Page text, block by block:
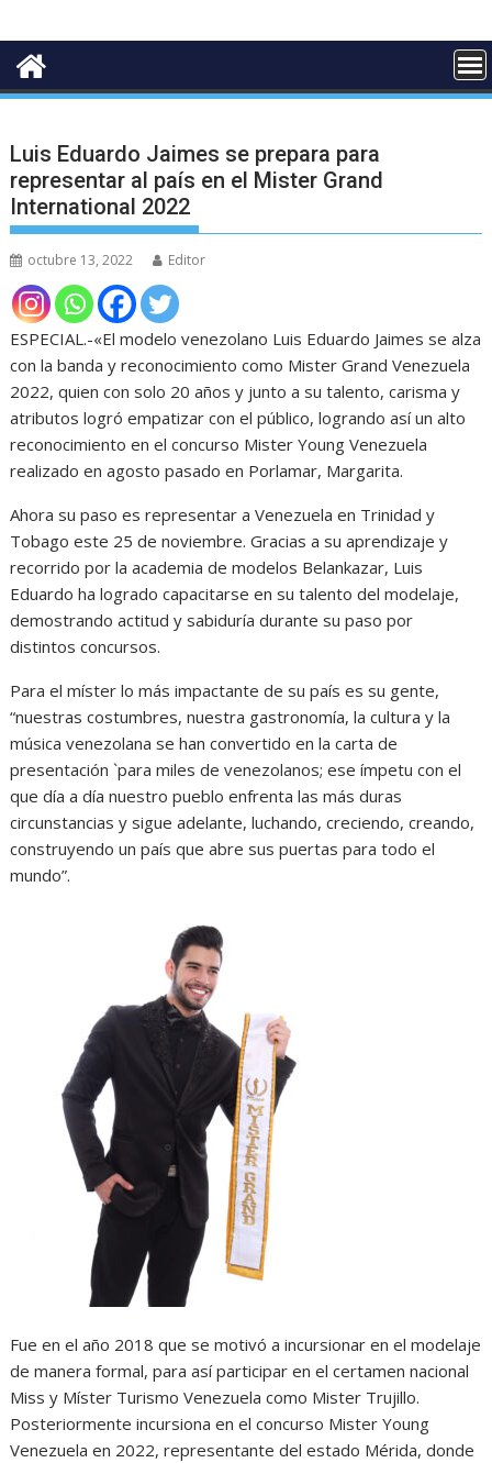
Luis Eduardo Jaimes se prepara para
representar al país en el Mister Grand
International 2022
octubre 13, 2022 Editor
ESPECIAL.-«El modelo venezolano Luis Eduardo Jaimes se alza
con la banda y reconocimiento como Mister Grand Venezuela
2022, quien con solo 20 años y junto a su talento, carisma y
atributos logró empatizar con el público, logrando así un alto
reconocimiento en el concurso Mister Young Venezuela
realizado en agosto pasado en Porlamar, Margarita.
Ahora su paso es representar a Venezuela en Trinidad y
Tobago este 25 de noviembre. Gracias a su aprendizaje y
recorrido por la academia de modelos Belankazar, Luis
Eduardo ha logrado capacitarse en su talento del modelaje,
demostrando actitud y sabiduría durante su paso por
distintos concursos.
Para el míster lo más impactante de su país es su gente,
“nuestras costumbres, nuestra gastronomía, la cultura y la
música venezolana se han convertido en la carta de
presentación `para miles de venezolanos; ese ímpetu con el
que día a día nuestro pueblo enfrenta las más duras
circunstancias y sigue adelante, luchando, creciendo, creando,
construyendo un país que abre sus puertas para todo el
mundo”.
Fue en el año 2018 que se motivó a incursionar en el modelaje
de manera formal, para así participar en el certamen nacional
Miss y Míster Turismo Venezuela como Mister Trujillo.
Posteriormente incursiona en el concurso Mister Young
Venezuela en 2022, representante del estado Mérida, donde